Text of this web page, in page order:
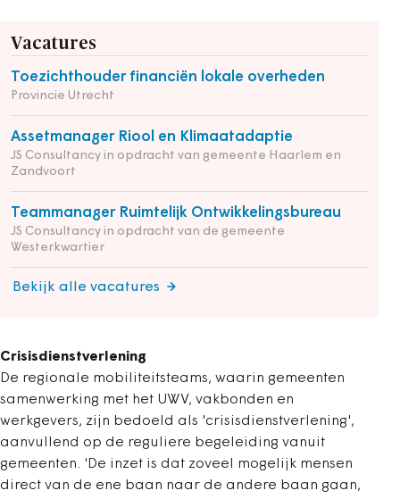
Vacatures
Toezichthouder financiën lokale overheden
Provincie Utrecht
Assetmanager Riool en Klimaatadaptie
JS Consultancy in opdracht van gemeente Haarlem en
Zandvoort
Teammanager Ruimtelijk Ontwikkelingsbureau
JS Consultancy in opdracht van de gemeente
Westerkwartier
Bekijk alle vacatures
Crisisdienstverlening
De regionale mobiliteitsteams, waarin gemeenten
samenwerking met het UWV, vakbonden en
werkgevers, zijn bedoeld als 'crisisdienstverlening',
aanvullend op de reguliere begeleiding vanuit
gemeenten. 'De inzet is dat zoveel mogelijk mensen
direct van de ene baan naar de andere baan gaan,